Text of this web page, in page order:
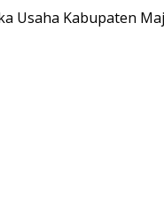
Usaha Kabupaten